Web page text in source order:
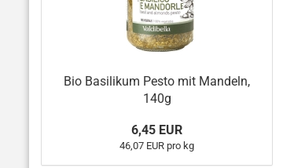
Bio Basilikum Pesto mit Mandeln,
140g
6,45 EUR
46,07 EUR pro kg